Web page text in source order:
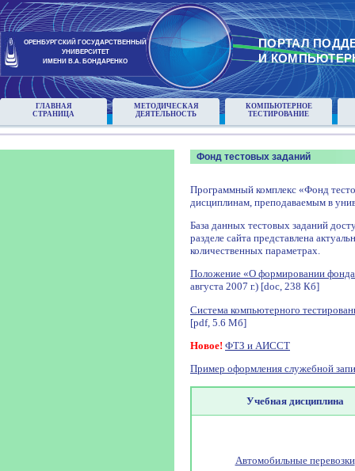
ОРЕНБУРГСКИЙ ГОСУДАРСТВЕННЫЙ
УНИВЕРСИТЕТ
ИМЕНИ В.А. БОНДАРЕНКО
ПОРТАЛ
И
ГЛАВНАЯ
СТРАНИЦА
МЕТОДИЧЕСКАЯ
ДЕЯТЕЛЬНОСТЬ
КОМПЬЮТЕРНОЕ
ТЕСТИРОВАНИЕ
Фонд тестовых заданий
Программный комплекс «Фонд
дисциплинам, преподаваемым в
База данных тестовых заданий
разделе сайта представлена
количественных параметрах.
Положение «О формировании фонда
августа 2007 г.) [doc, 238 Кб]
Система компьютерного
[pdf, 5.6 Мб]
Новое! ФТЗ и АИССТ
Пример оформления служебной
Учебная дисциплина
Автомобильные перевозки